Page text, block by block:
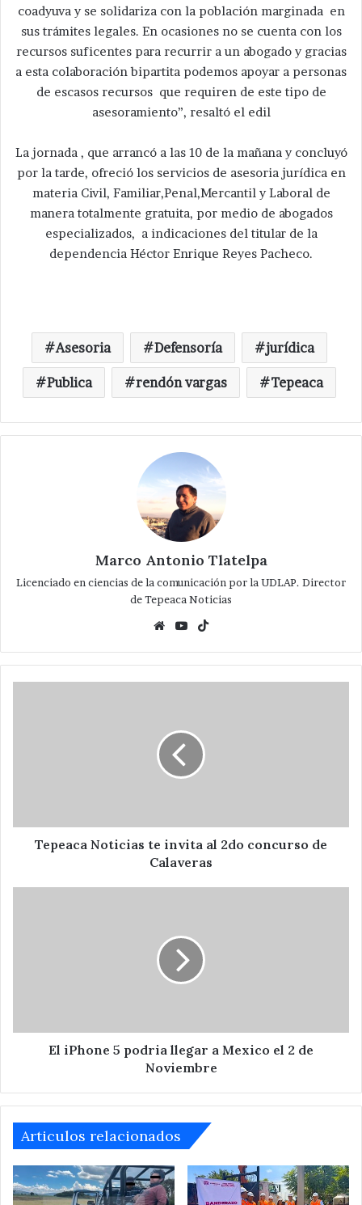
coadyuva y se solidariza con la población marginada en
sus trámites legales. En ocasiones no se cuenta con los
recursos suficentes para recurrir a un abogado y gracias
a esta colaboración bipartita podemos apoyar a personas
de escasos recursos que requiren de este tipo de
asesoramiento”, resaltó el edil
La jornada , que arrancó a las 10 de la mañana y concluyó
por la tarde, ofreció los servicios de asesoria jurídica en
materia Civil, Familiar,Penal,Mercantil y Laboral de
manera totalmente gratuita, por medio de abogados
especializados, a indicaciones del titular de la
dependencia Héctor Enrique Reyes Pacheco.
Asesoria Defensoría jurídica
Publica rendón vargas Tepeaca
Marco Antonio Tlatelpa
Licenciado en ciencias de la comunicación por la UDLAP. Director
de Tepeaca Noticias
WebsiteYouTube
Calaveras
Tepeaca Noticias te invita al 2do concurso de
Calaveras
2
El iPhone 5 podria llegar a Mexico el 2 de
Noviembre
Articulos relacionados